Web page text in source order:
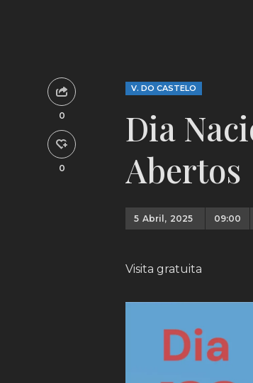
0
0
V. DO CASTELO
Dia
Abertos
5 Abril, 2025 09:00
Visita gratuita